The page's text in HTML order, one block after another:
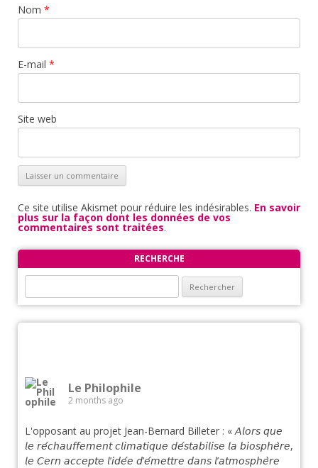
Nom *
E-mail *
Site web
Ce site utilise Akismet pour réduire les indésirables. En savoir
plus sur la façon dont les données de vos
commentaires sont traitées.
RECHERCHE
Le Philophile
2 months ago
L'opposant au projet Jean-Bernard Billeter : « 𝘈𝘭𝘰𝘳𝘴 𝘲𝘶𝘦
𝘭𝘦 𝘳𝘦́𝘤𝘩𝘢𝘶𝘧𝘧𝘦𝘮𝘦𝘯𝘵 𝘤𝘭𝘪𝘮𝘢𝘵𝘪𝘲𝘶𝘦 𝘥𝘦́𝘴𝘵𝘢𝘣𝘪𝘭𝘪𝘴𝘦 𝘭𝘢 𝘣𝘪𝘰𝘴𝘱𝘩𝘦̀𝘳𝘦,
𝘭𝘦 𝘊𝘦𝘳𝘯 𝘢𝘤𝘤𝘦𝘱𝘵𝘦 𝘭’𝘪𝘥𝘦́𝘦 𝘥’𝘦́𝘮𝘦𝘵𝘵𝘳𝘦 𝘥𝘢𝘯𝘴 𝘭’𝘢𝘵𝘮𝘰𝘴𝘱𝘩𝘦̀𝘳𝘦